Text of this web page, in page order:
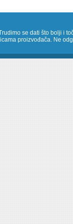
se dati što bolji i
proizvođača. Ne